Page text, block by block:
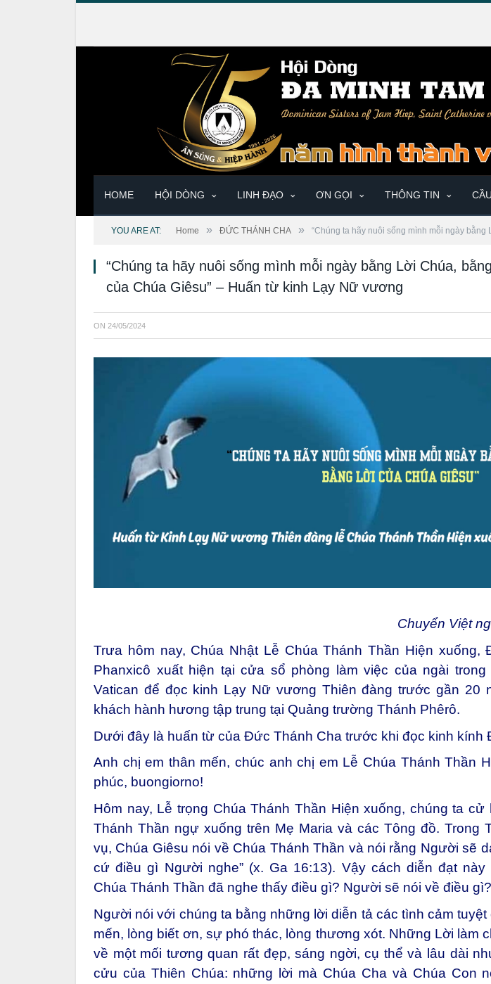
HOME HỘI DÒNG LINH ĐẠO ƠN GỌI THÔNG TIN
YOU ARE AT: Home » ĐỨC THÁNH CHA » “Chúng ta hãy nuôi sống mình mỗi ngày
“Chúng ta hãy nuôi sống mình mỗi ngày bằng Lời Chúa,
của Chúa Giêsu” – Huấn từ kinh Lạy Nữ vương
ON 24/05/2024
Chuyển Việt
Trưa hôm nay, Chúa Nhật Lễ Chúa Thánh Thần Hiện xuống,
Phanxicô xuất hiện tại cửa sổ phòng làm việc của ngài
Vatican để đọc kinh Lạy Nữ vương Thiên đàng trước gần 20
khách hành hương tập trung tại Quảng trường Thánh Phêrô.
Dưới đây là huấn từ của Đức Thánh Cha trước khi đọc kinh kính
Anh chị em thân mến, chúc anh chị em Lễ Chúa Thánh Thần
phúc, buongiorno!
Hôm nay, Lễ trọng Chúa Thánh Thần Hiện xuống, chúng ta cử
Thánh Thần ngự xuống trên Mẹ Maria và các Tông đồ. Trong
vụ, Chúa Giêsu nói về Chúa Thánh Thần và nói rằng Người sẽ
cứ điều gì Người nghe” (x. Ga 16:13). Vậy cách diễn đạt
Chúa Thánh Thần đã nghe thấy điều gì? Người sẽ nói về điều gì?
Người nói với chúng ta bằng những lời diễn tả các tình cảm
mến, lòng biết ơn, sự phó thác, lòng thương xót. Những Lời làm
về một mối tương quan rất đẹp, sáng ngời, cụ thể và lâu dài
cửu của Thiên Chúa: những lời mà Chúa Cha và Chúa Con